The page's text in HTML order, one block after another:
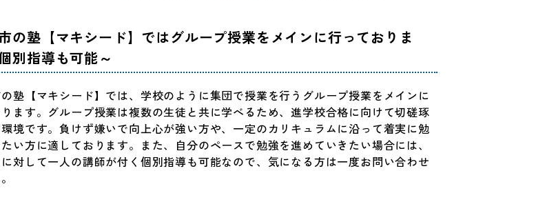
の塾【マキシード】ではグループ授業をメインに行っておりま
別指導も可能～
塾【マキシード】では、学校のように集団で授業を行うグループ授業をメインに
ます。グループ授業は複数の生徒と共に学べるため、進学校合格に向けて切磋琢
境です。負けず嫌いで向上心が強い方や、一定のカリキュラムに沿って着実に勉
い方に適しております。また、自分のペースで勉強を進めていきたい場合には、
対して一人の講師が付く個別指導も可能なので、気になる方は一度お問い合わせ